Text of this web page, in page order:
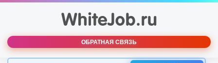
ОБРАТНАЯ СВЯЗЬ